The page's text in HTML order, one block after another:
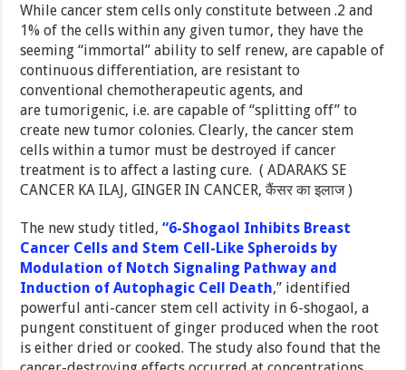
While cancer stem cells only constitute between .2 and
1% of the cells within any given tumor, they have the
seeming “immortal” ability to self renew, are capable of
continuous differentiation, are resistant to
conventional chemotherapeutic agents, and
are tumorigenic, i.e. are capable of “splitting off” to
create new tumor colonies. Clearly, the cancer stem
cells within a tumor must be destroyed if cancer
treatment is to affect a lasting cure. ( ADARAKS SE
CANCER KA ILAJ, GINGER IN CANCER, कैंसर का इलाज )
The new study titled,“6-Shogaol Inhibits Breast
Cancer Cells and Stem Cell-Like Spheroids by
Modulation of Notch Signaling Pathway and
Induction of Autophagic Cell Death,” identified
powerful anti-cancer stem cell activity in 6-shogaol, a
pungent constituent of ginger produced when the root
is either dried or cooked. The study also found that the